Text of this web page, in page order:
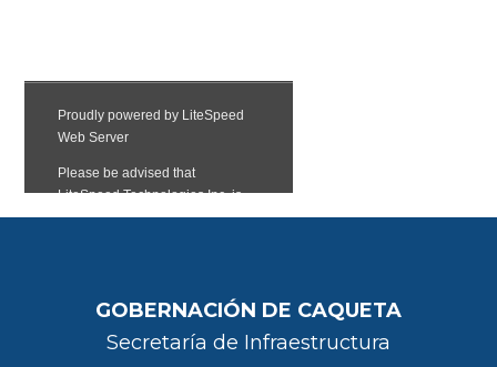
GOBERNACIÓN DE CAQUETA
Secretaría de Infraestructura